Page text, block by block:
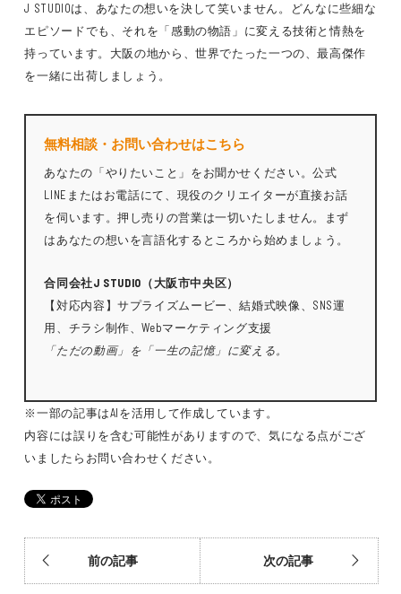
J STUDIOは、あなたの想いを決して笑いません。どんなに些細な
エピソードでも、それを「感動の物語」に変える技術と情熱を
持っています。大阪の地から、世界でたった一つの、最高傑作
を一緒に出荷しましょう。
無料相談・お問い合わせはこちら
あなたの「やりたいこと」をお聞かせください。公式
LINEまたはお電話にて、現役のクリエイターが直接お話
を伺います。押し売りの営業は一切いたしません。まず
はあなたの想いを言語化するところから始めましょう。
合同会社J STUDIO（大阪市中央区）
【対応内容】サプライズムービー、結婚式映像、SNS運
用、チラシ制作、Webマーケティング支援
「ただの動画」を「一生の記憶」に変える。
※一部の記事はAIを活用して作成しています。
内容には誤りを含む可能性がありますので、気になる点がござ
いましたらお問い合わせください。
前の記事 次の記事